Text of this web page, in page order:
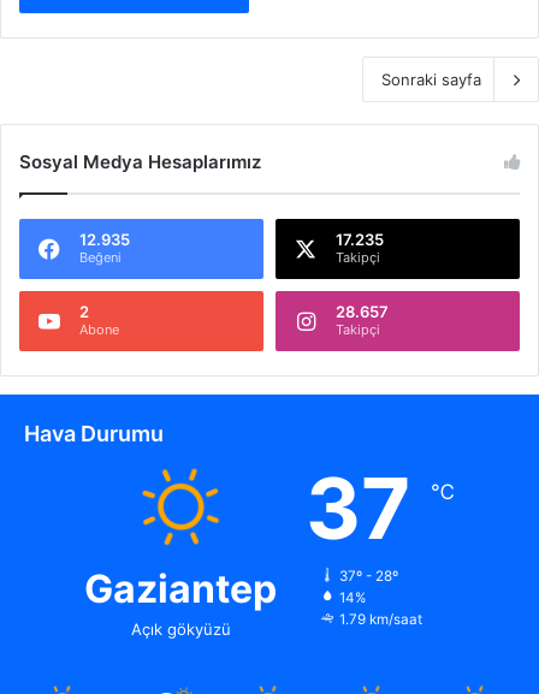
Sonraki sayfa
Sosyal Medya Hesaplarımız
12.935
Beğeni
17.235
Takipçi
2
Abone
28.657
Takipçi
Hava Durumu
Gaziantep
Açık gökyüzü
37 ℃
37º - 28º
14%
1.79 km/saat